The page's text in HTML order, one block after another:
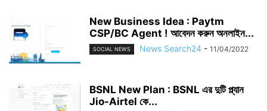
New Business Idea : Paytm
CSP/BC Agent ! আবেদন করুন অনলাইন...
SOCIAL NEWS News Search24 - 11/04/2022
BSNL New Plan : BSNL এর দুটি প্ল্যান
Jio-Airtel কে...